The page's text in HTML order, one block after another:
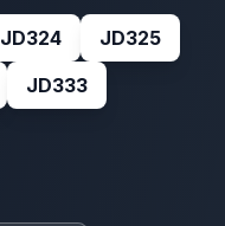
JD324
JD325
JD333